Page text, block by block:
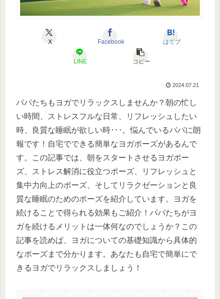
X Facebook はてブ
LINE コピー
2024.07.21
パパたちもヨガでリラックスしませんか？朝の忙し
い時間、ストレスフルな日常、リフレッシュしたい
時、良質な睡眠が欲しい時･･･。悩んでいるパパに朗
報です！自宅でできる簡単なヨガポーズがあるんで
す。この記事では、朝をスタートさせるヨガポー
ズ、ストレス解消に役立つポーズ、リフレッシュと
集中力向上のポーズ、そしてリラクゼーションと良
質な睡眠のためのポーズを紹介しています。ヨガを
続けることで得られる効果もご紹介！パパたちがヨ
ガを続けるメリットは一体何なのでしょうか？この
記事を読めば、ヨガについての基礎知識から具体的
なポーズまで分かります。あなたも自宅で簡単にで
きるヨガでリラックスしましょう！